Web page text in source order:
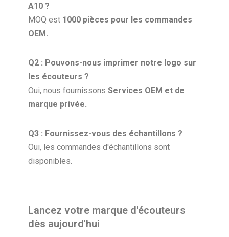
A10 ?
MOQ est 1000 pièces pour les commandes
OEM.
Q2 : Pouvons-nous imprimer notre logo sur
les écouteurs ?
Oui, nous fournissons Services OEM et de
marque privée.
Q3 : Fournissez-vous des échantillons ?
Oui, les commandes d'échantillons sont
disponibles.
Lancez votre marque d'écouteurs
dès aujourd'hui